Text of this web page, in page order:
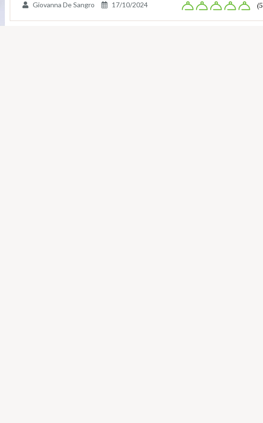
Giovanna De Sangro 17/10/2024